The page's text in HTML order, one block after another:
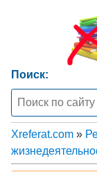
Поиск:
Xreferat.com »